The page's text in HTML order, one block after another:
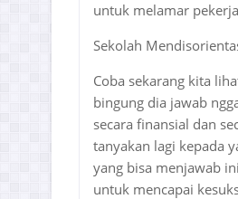
untuk melamar
Sekolah
Coba sekarang kita
bingung dia jawab
secara finansial dan
tanyakan lagi kepada
yang bisa menjawab
untuk mencapai